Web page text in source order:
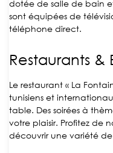
dotée de salle de bain
sont équipées de
téléphone direct.
Restaurants &
Le restaurant « La
tunisiens et
table. Des soirées à
votre plaisir. Profitez de
découvrir une variété de